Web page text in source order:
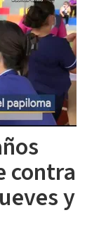
contra
y